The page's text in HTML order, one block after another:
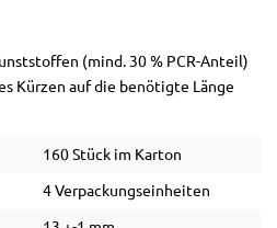
(mind. 30 % PCR-Anteil)
Kürzen auf die benötigte Länge
160 Stück im Karton
4 Verpackungseinheiten